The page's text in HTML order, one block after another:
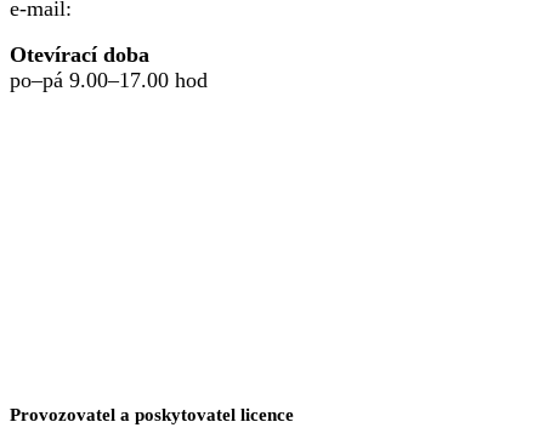
e-mail:
Otevírací doba
po–pá 9.00–17.00 hod
Provozovatel a poskytovatel licence